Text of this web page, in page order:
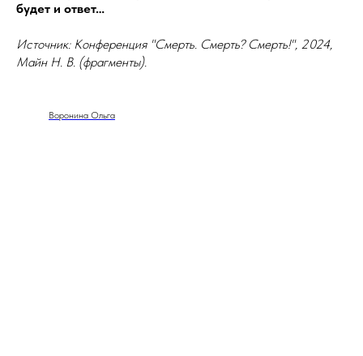
будет и ответ…
Источник: Конференция "Смерть. Смерть? Смерть!", 2024,
Майн Н. В. (фрагменты).
Воронина Ольга